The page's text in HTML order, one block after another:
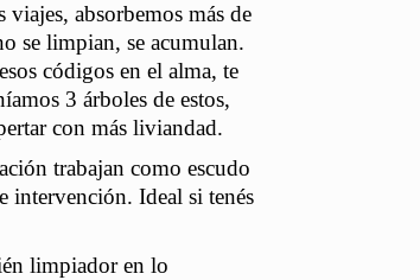
absorbemos más de
se limpian, se acumulan.
códigos en el alma, te
3 árboles de estos,
con más liviandad.
trabajan como escudo
intervención. Ideal si tenés
limpiador en lo